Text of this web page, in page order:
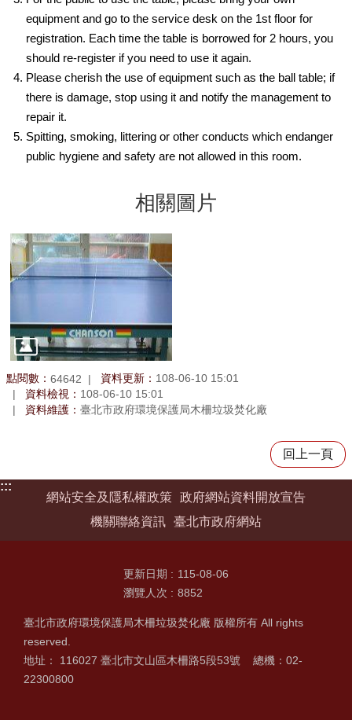
equipment and go to the service desk on the 1st floor for
registration. Each time the table is borrowed for 2 hours, you
should re-register if you need to use it again.
Please cherish the use of equipment such as the ball table; if
there is damage, stop using it and notify the management to
repair it.
Spitting, smoking, littering or other conducts which endanger
public hygiene and safety are not allowed in this room.
相關圖片
點閱數： 64642 資料更新： 108-06-10 15:01
資料檢視： 108-06-10 15:01
資料維護： 臺北市政府環境保護局木柵垃圾焚化廠
回上一頁
:::
網站安全及隱私權政策 政府網站資料開放宣告
機關聯絡資訊 臺北市政府網站
更新日期
115-08-06
瀏覽人次
8852
臺北市政府環境保護局木柵垃圾焚化廠 版權所有 All rights
reserved.
地址： 116027 臺北市文山區木柵路5段53號 總機：02-
22300800